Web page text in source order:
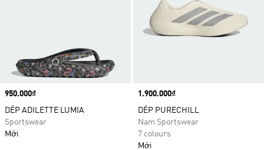
Price
950.000₫
DÉP ADILETTE LUMIA
Sportswear
Mới
Price
1.900.000₫
DÉP PURECHILL
Nam Sportswear
7 colours
Mới